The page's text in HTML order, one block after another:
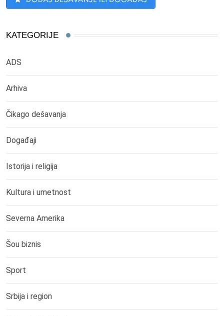
KATEGORIJE
ADS
Arhiva
Čikago dešavanja
Događaji
Istorija i religija
Kultura i umetnost
Severna Amerika
Šou biznis
Sport
Srbija i region